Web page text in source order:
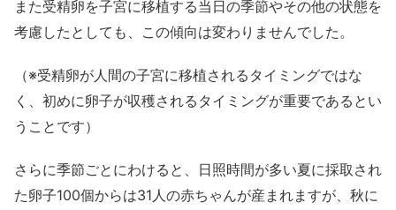
また受精卵を子宮に移植する当日の季節やその他の状態を
考慮したとしても、この傾向は変わりませんでした。
（※受精卵が人間の子宮に移植されるタイミングではな
く、初めに卵子が収穫されるタイミングが重要であるとい
うことです）
さらに季節ごとにわけると、日照時間が多い夏に採取され
た卵子100個からは31人の赤ちゃんが産まれますが、秋に